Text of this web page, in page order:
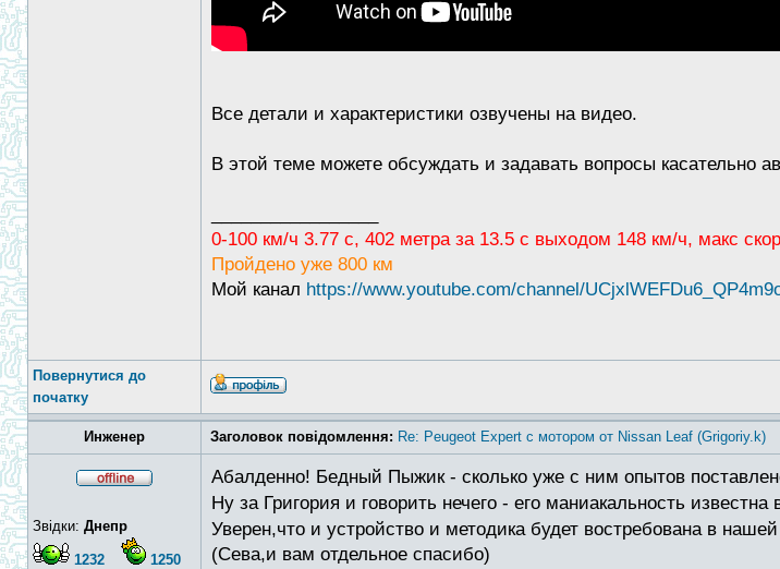
Все детали и характеристики озвучены на видео.
В этой теме можете обсуждать и задавать вопросы касательно
0-100 км/ч 3.77 с, 402 метра за 13.5 с выходом 148 км/ч, макс
Пройдено уже 800 км
Мой канал https://www.youtube.com/channel/
Повернутися до
початку
Инженер Заголовок повідомлення: Re: Peugeot Expert с мотором от Nissan Leaf (Grigoriy.k)
Звідки: Днепр
1232 1250
Абалденно! Бедный Пыжик - сколько уже с ним опытов
Ну за Григория и говорить нечего - его маниакальность известна
Уверен,что и устройство и методика будет востребована в
(Сева,и вам отдельное спасибо)